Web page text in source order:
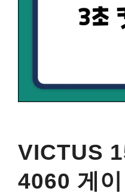
VICTUS
4060 게